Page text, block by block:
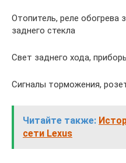
Отопитель, реле обогрева
заднего стекла
Свет заднего хода,
Сигналы торможения,
Читайте также:
сети Lexus